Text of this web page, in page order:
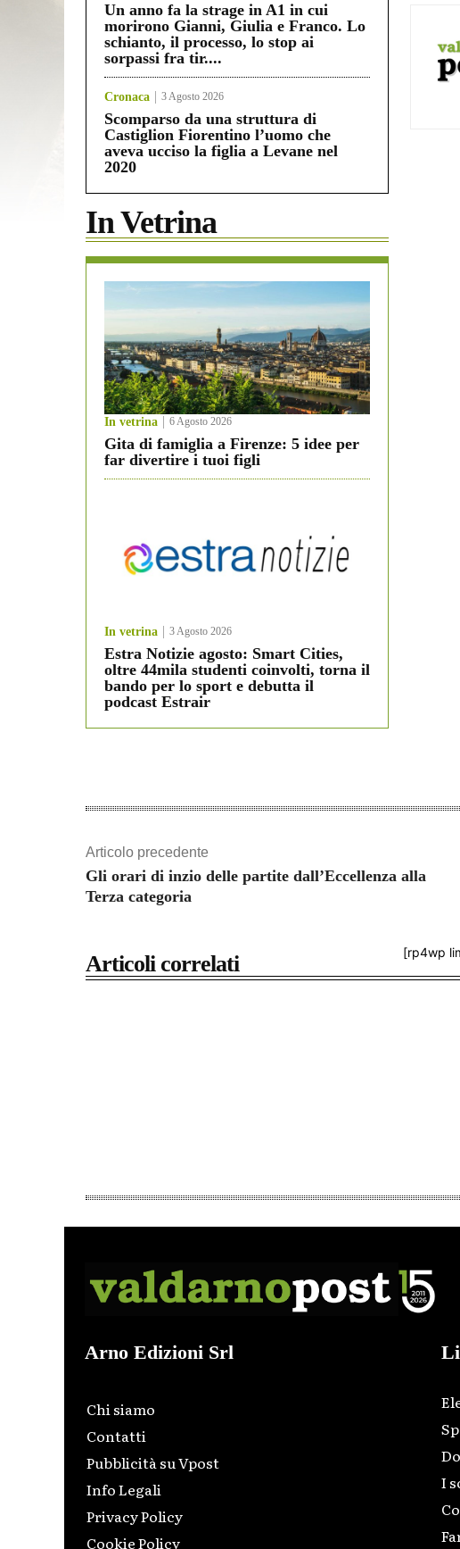
Un anno fa la strage in A1 in cui
morirono Gianni, Giulia e Franco. Lo
schianto, il processo, lo stop ai
sorpassi fra tir....
Cronaca 3 Agosto 2026
Scomparso da una struttura di
Castiglion Fiorentino l’uomo che
aveva ucciso la figlia a Levane nel
2020
In Vetrina
In vetrina 6 Agosto 2026
Gita di famiglia a Firenze: 5 idee per
far divertire i tuoi figli
In vetrina 3 Agosto 2026
Estra Notizie agosto: Smart Cities,
oltre 44mila studenti coinvolti, torna il
bando per lo sport e debutta il
podcast Estrair
Articolo precedente
Gli orari di inzio delle partite dall’Eccellenza alla
Terza categoria
[rp4wp
Articoli correlati
Arno Edizioni Srl
Chi siamo
Contatti
Pubblicità su Vpost
Info Legali
Privacy Policy
Cookie Policy
I